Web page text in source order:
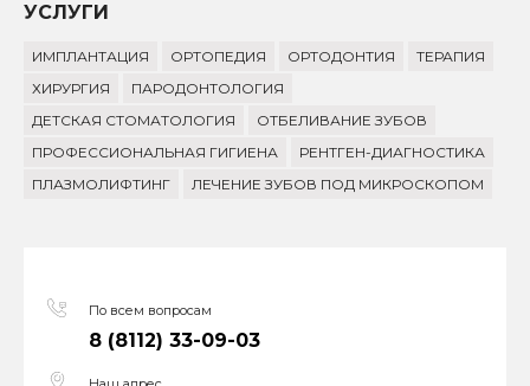
УСЛУГИ
ИМПЛАНТАЦИЯ ОРТОПЕДИЯ ОРТОДОНТИЯ
ТЕРАПИЯ
ХИРУРГИЯ
ПАРОДОНТОЛОГИЯ
ДЕТСКАЯ СТОМАТОЛОГИЯ
ОТБЕЛИВАНИЕ ЗУБОВ
ПРОФЕССИОНАЛЬНАЯ ГИГИЕНА
РЕНТГЕН-ДИАГНОСТИКА
ПЛАЗМОЛИФТИНГ
ЛЕЧЕНИЕ ЗУБОВ ПОД МИКРОСКОПОМ
По всем вопросам
8 (8112) 33-09-03